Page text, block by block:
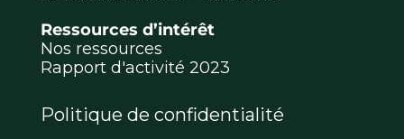
Ressources d’intérêt
Nos ressources
Rapport d'activité 2023
Politique de confidentialité